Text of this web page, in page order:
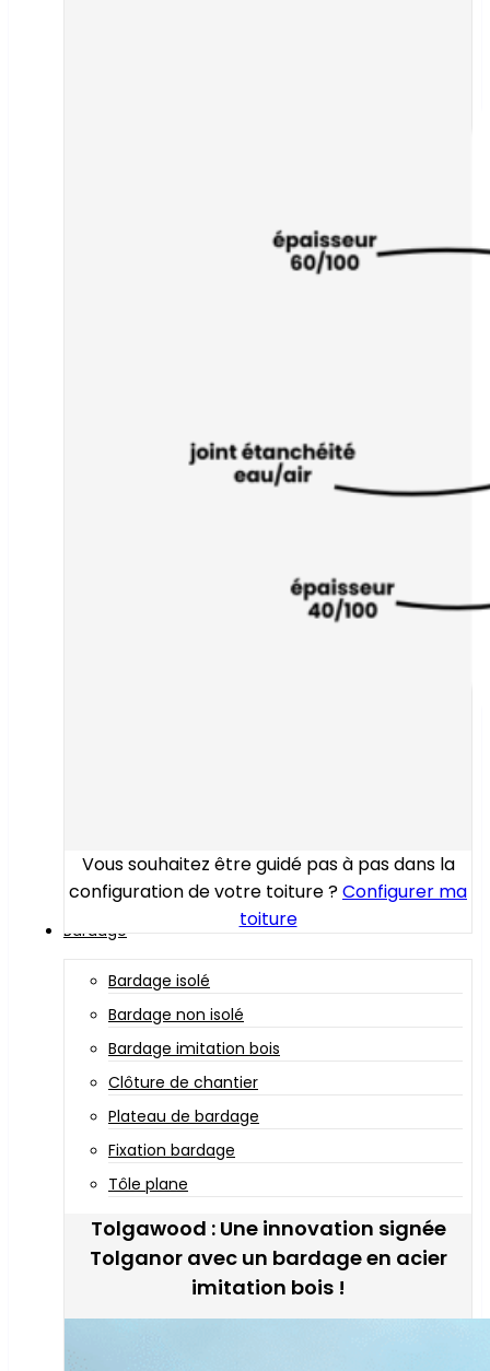
Vous souhaitez être guidé pas à pas dans la
configuration de votre toiture ?Configurer ma
toiture
Bardage
Bardage isolé
Bardage non isolé
Bardage imitation bois
Clôture de chantier
Plateau de bardage
Fixation bardage
Tôle plane
Tolgawood : Une innovation signée
Tolganor avec un bardage en acier
imitation bois !